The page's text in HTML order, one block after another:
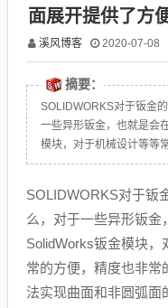
面展开提供了方
溪风博客 2020-07-08
摘要：
SOLIDWORKS对于钣金
一些异形钣金，也就是会
模块，对于机械设计等等
SOLIDWORKS对于钣
么，对于一些异形钣金
SolidWorks钣金模块
常的方便，精度也非常
法实现曲面和非圆弧面